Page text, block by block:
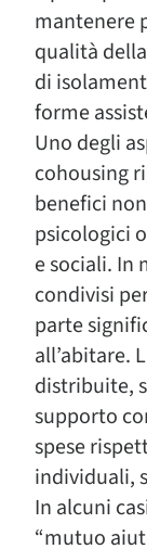
mantenere
qualità
di
forme
Uno degli
cohousing
benefici
psicologici
e sociali. In
condivisi
parte
all’abitare.
distribuite,
supporto
spese
individuali,
In alcuni
“mutuo